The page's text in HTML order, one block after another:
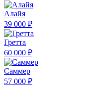
Алайя
39 000 ₽
Гретта
60 000 ₽
Саммер
57 000 ₽